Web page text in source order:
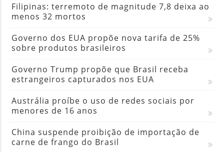
Filipinas: terremoto de magnitude 7,8 deixa ao
menos 32 mortos
Governo dos EUA propõe nova tarifa de 25%
sobre produtos brasileiros
Governo Trump propõe que Brasil receba
estrangeiros capturados nos EUA
Austrália proíbe o uso de redes sociais por
menores de 16 anos
China suspende proibição de importação de
carne de frango do Brasil